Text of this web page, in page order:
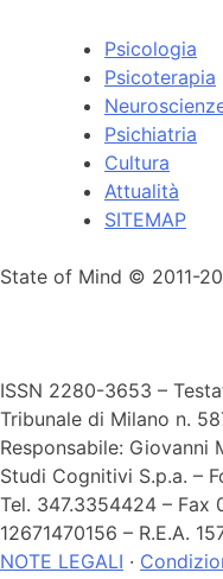
Psicologia
Psicoterapia
Psichiatria
Cultura
Attualità
SITEMAP
State of Mind © 2011-
ISSN 2280-3653 –
Tribunale di Milano n.
Responsabile: Giovanni
Studi Cognitivi S.p.a. –
Tel. 347.3354424 – Fax
12671470156 – R.E.A.
NOTE LEGALI ·